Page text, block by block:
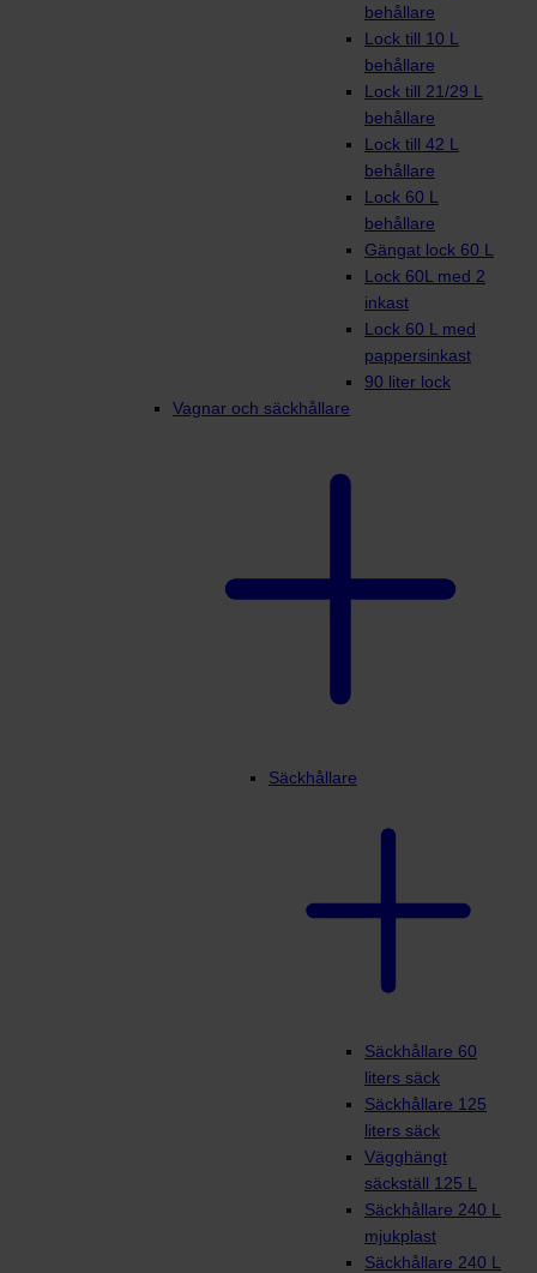
behållare
Lock till 10 L
behållare
Lock till 21/29 L
behållare
Lock till 42 L
behållare
Lock 60 L
behållare
Gängat lock 60 L
Lock 60L med 2
inkast
Lock 60 L med
pappersinkast
90 liter lock
Vagnar och säckhållare
Säckhållare
Säckhållare 60
liters säck
Säckhållare 125
liters säck
Vägghängt
säckställ 125 L
Säckhållare 240 L
mjukplast
Säckhållare 240 L